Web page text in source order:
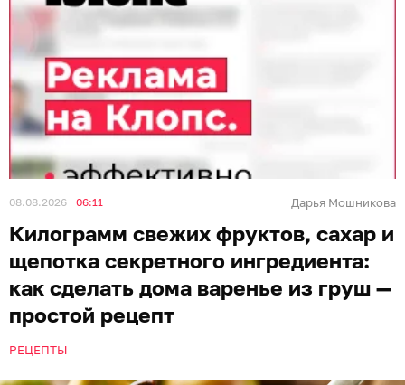
08.08.2026 06:11 Дарья Мошникова
Килограмм свежих фруктов, сахар и
щепотка секретного ингредиента:
как сделать дома варенье из груш —
простой рецепт
РЕЦЕПТЫ